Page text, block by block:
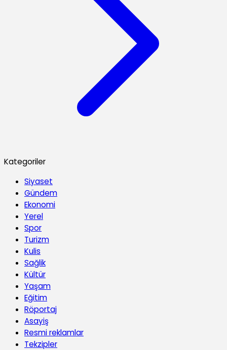
Kategoriler
Siyaset
Gündem
Ekonomi
Yerel
Spor
Turizm
Kulis
Sağlik
Kültür
Yaşam
Eğitim
Röportaj
Asayiş
Resmi reklamlar
Tekzipler